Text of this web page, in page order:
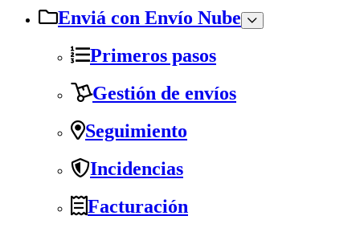
Enviá con Envío Nube
Primeros pasos
Gestión de envíos
Seguimiento
Incidencias
Facturación